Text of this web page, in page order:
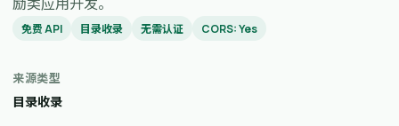
免费 API 目录收录 无需认证 CORS: Yes
来源类型
目录收录